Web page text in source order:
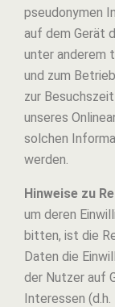
pseudonymen
auf dem Gerät
unter anderem
und zum
zur
unseres
solchen
werden.
Hinweise zu
um deren
bitten, ist die
Daten die
der Nutzer auf
Interessen